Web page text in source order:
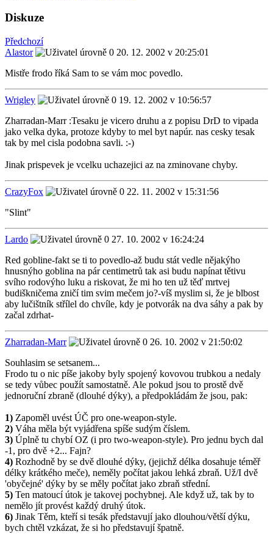
Diskuze
Předchozí
Alastor
20. 12. 2002 v 20:25:01
Mistře frodo říká Sam to se vám moc povedlo.
Wrigley
19. 12. 2002 v 10:56:57
Zharradan-Marr :Tesaku je vicero druhu a z popisu DrD to vipada
jako velka dyka, protoze kdyby to mel byt napúr. nas cesky tesak
tak by mel cisla podobna savli. :-)
Jinak prispevek je vcelku uchazejici az na zminovane chyby.
CrazyFox
22. 11. 2002 v 15:31:56
"Slint"
Lardo
27. 10. 2002 v 16:24:24
Red gobline-fakt se ti to povedlo-až budu stát vedle nějakýho
hnusnýho goblina na pár centimetrů tak asi budu napínat tětivu
svího rodovýho luku a riskovat, že mi ho ten už těď mrtvej
budiškničema zničí tim svim mečem jo?-víš myslim si, že je blbost
aby lučištník střílel do chvíle, kdy je potvorák na dva sáhy a pak by
začal zdrhat-
Zharradan-Marr
26. 10. 2002 v 21:50:02
Souhlasim se setsanem...
Frodo tu o nic píše jakoby byly spojený kovovou trubkou a nedaly
se tedy vůbec použít samostatně. Ale pokud jsou to prostě dvě
jednoruční zbraně (dlouhé dýky), a předpokládám že jsou, pak:
1) Zapoměl uvést ÚČ pro one-weapon-style.
2) Váha měla být vyjádřena spíše sudým číslem.
3) Úplně tu chybí OZ (i pro two-weapon-style). Pro jednu bych dal
-1, pro dvě +2... Fajn?
4) Rozhodně by se dvě dlouhé dýky, (jejichž délka dosahuje téměř
délky krátkého meče), neměly počítat jakou lehká zbraň. Už/I dvě
'obyčejné' dýky by se měly počítat jako zbraň střední.
5) Ten matoucí útok je takovej pochybnej. Ale když už, tak by to
nemělo jít provést každý druhý útok.
6) Jinak Těm, kteří si tesák představují jako dlouhou/větší dýku,
bych chtěl vzkázat, že si ho představují špatně.